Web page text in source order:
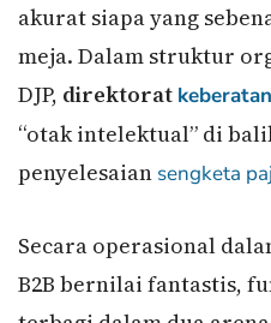
akurat siapa yang
meja. Dalam struktur
DJP, direktorat keberatan
“otak intelektual” di
penyelesaian sengketa
Secara operasional
B2B bernilai fantastis,